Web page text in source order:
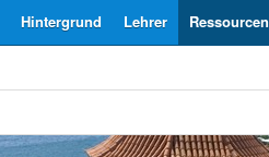
Ressourcen
Lehrer
Hintergrund